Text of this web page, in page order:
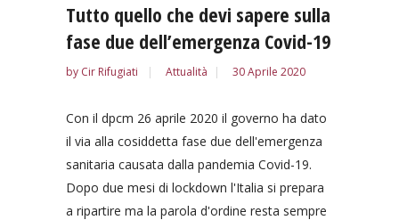
Tutto quello che devi sapere sulla
fase due dell’emergenza Covid-19
by Cir Rifugiati Attualità 30 Aprile 2020
Con il dpcm 26 aprile 2020 il governo ha dato
il via alla cosiddetta fase due dell'emergenza
sanitaria causata dalla pandemia Covid-19.
Dopo due mesi di lockdown l'Italia si prepara
a ripartire ma la parola d'ordine resta sempre